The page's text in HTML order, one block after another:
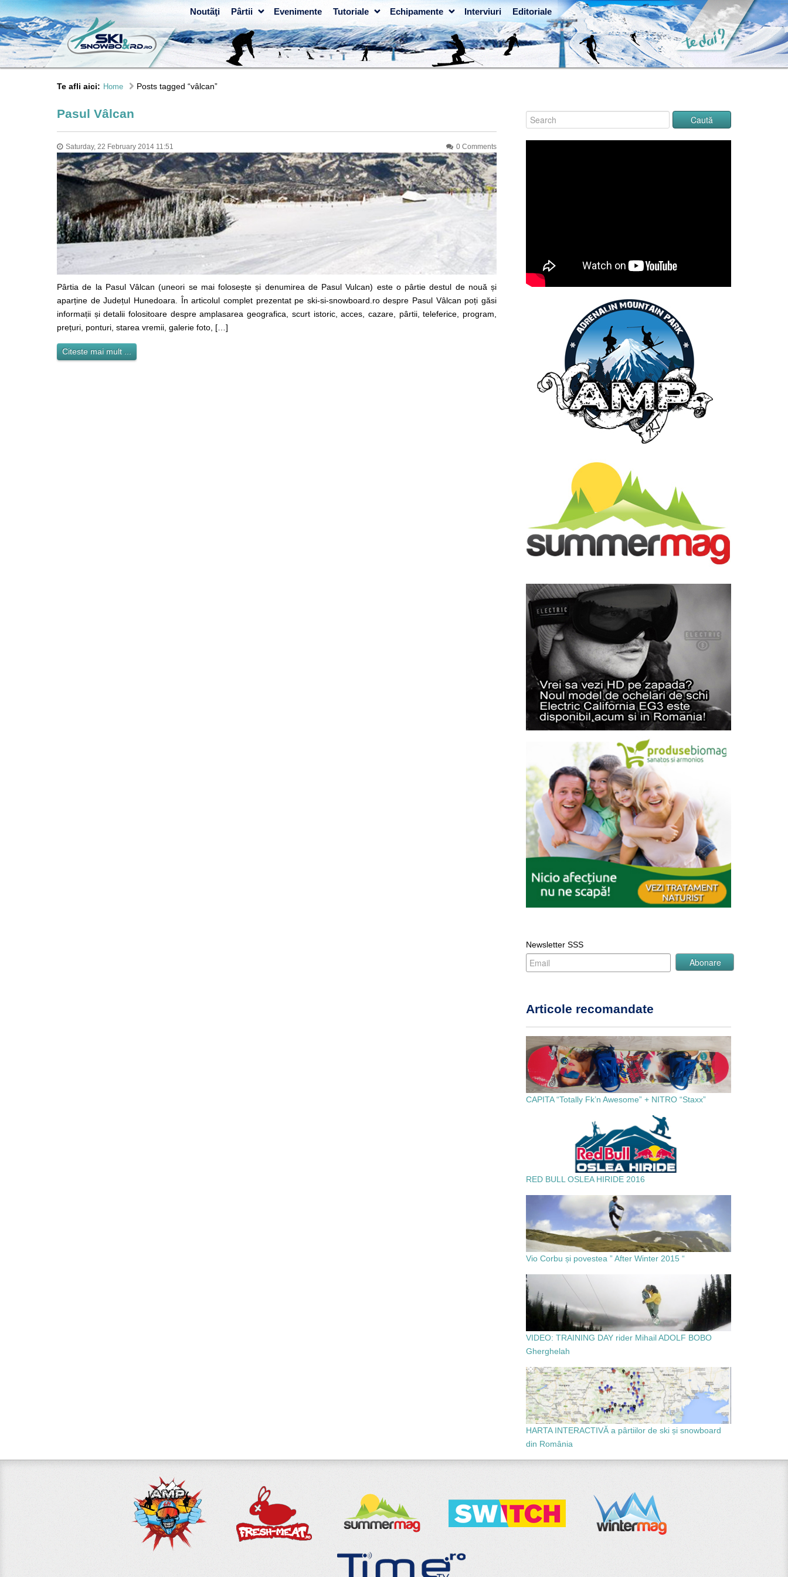
Noutãţi Pârtii Evenimente Tutoriale Echipamente Interviuri Editoriale
Te afli aici: Home Posts tagged “vâlcan”
Pasul Vâlcan
Saturday, 22 February 2014 11:51 0 Comments
Pârtia de la Pasul Vâlcan (uneori se mai folosește și denumirea de Pasul Vulcan) este o pârtie destul de nouă și
aparține de Județul Hunedoara. În articolul complet prezentat pe ski-si-snowboard.ro despre Pasul Vâlcan poți găsi
informații și detalii folositoare despre amplasarea geografica, scurt istoric, acces, cazare, pârtii, teleferice, program,
prețuri, ponturi, starea vremii, galerie foto, […]
Citeste mai mult ...
Newsletter SSS
Articole recomandate
CAPITA “Totally Fk’n Awesome” + NITRO “Staxx”
RED BULL OSLEA HIRIDE 2016
Vio Corbu și povestea ” After Winter 2015 “
VIDEO: TRAINING DAY rider Mihail ADOLF BOBO
Gherghelah
HARTA INTERACTIVĂ a pârtiilor de ski și snowboard
din România